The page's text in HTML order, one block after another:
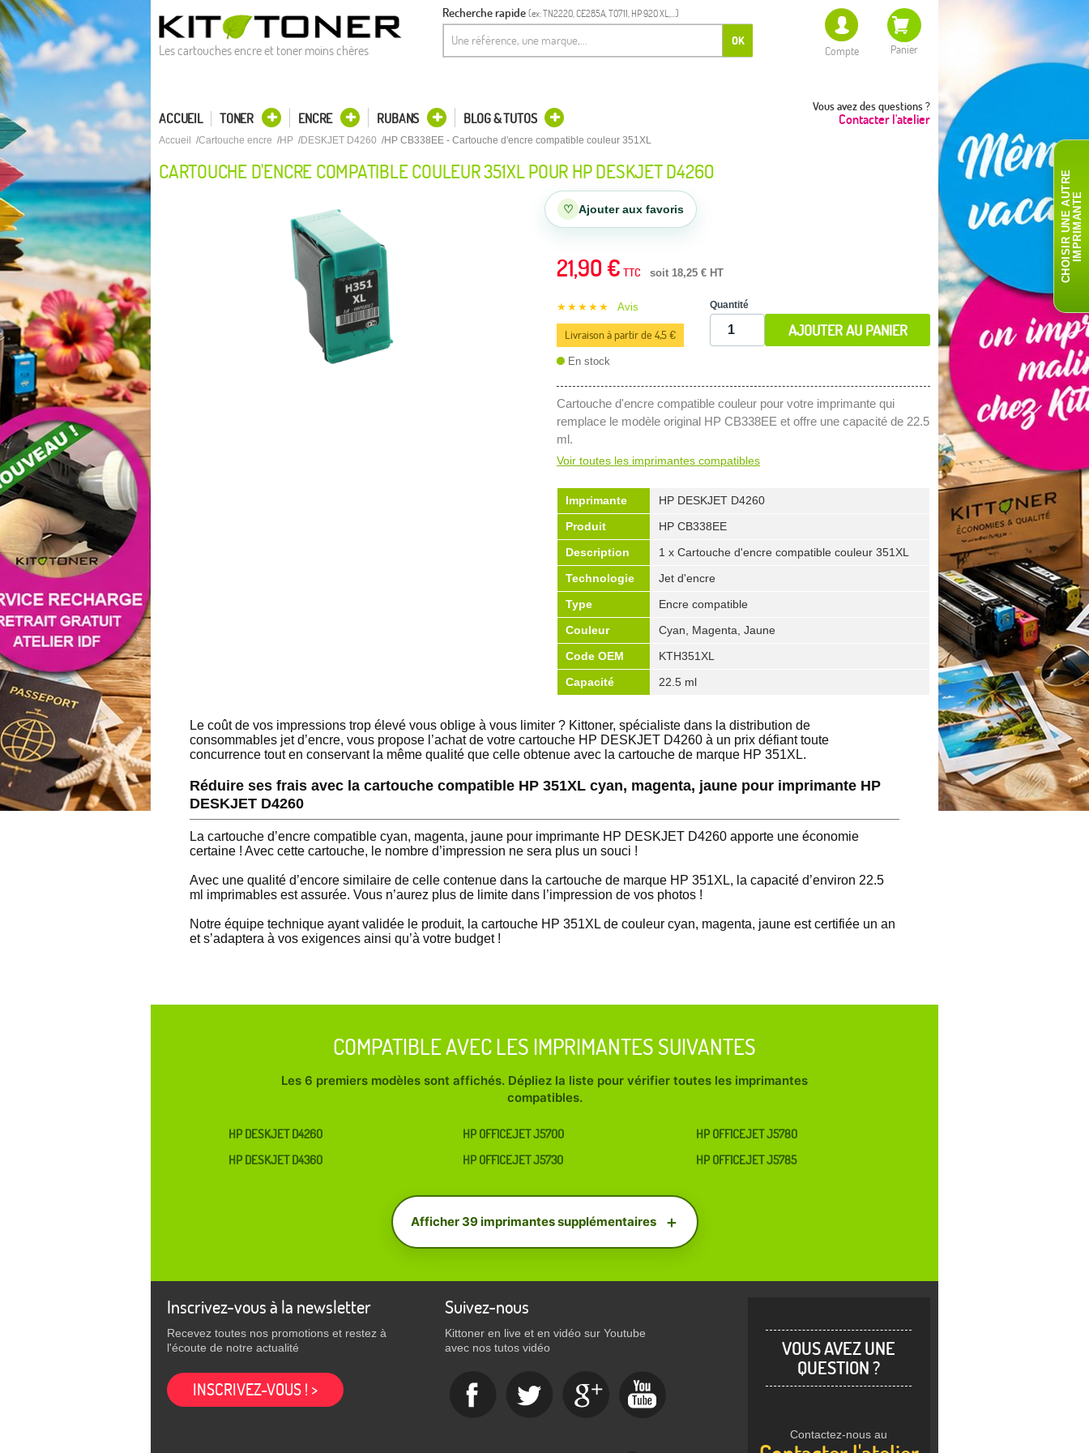
Les cartouches encre et toner moins chères
Recherche rapide (ex: TN2220, CE285A, T0711, HP 920 XL,...)
OK
Compte Panier
Vous avez des questions ?
Contacter l'atelier
ACCUEIL TONER ENCRE RUBANS BLOG & TUTOS
Accueil Cartouche encre HP DESKJET D4260 HP CB338EE - Cartouche d'encre compatible couleur 351XL
CARTOUCHE D'ENCRE COMPATIBLE COULEUR 351XL POUR HP DESKJET D4260
♡ Ajouter aux favoris
21,90 € TTC soit 18,25 € HT
★★★★★ Avis
Livraison à partir de 4,5 €
En stock
Quantité
AJOUTER AU PANIER
Cartouche d'encre compatible couleur pour votre imprimante qui
remplace le modèle original HP CB338EE et offre une capacité de 22.5
ml.
Voir toutes les imprimantes compatibles
Imprimante
HP DESKJET D4260
Produit
HP CB338EE
Description
1 x Cartouche d'encre compatible couleur 351XL
Technologie
Jet d'encre
Type
Encre compatible
Couleur
Cyan, Magenta, Jaune
Code OEM
KTH351XL
Capacité
22.5 ml
Le coût de vos impressions trop élevé vous oblige à vous limiter ? Kittoner, spécialiste dans la distribution de
consommables jet d’encre, vous propose l’achat de votre cartouche HP DESKJET D4260 à un prix défiant toute
concurrence tout en conservant la même qualité que celle obtenue avec la cartouche de marque HP 351XL.
Réduire ses frais avec la cartouche compatible HP 351XL cyan, magenta, jaune pour imprimante HP
DESKJET D4260
La cartouche d’encre compatible cyan, magenta, jaune pour imprimante HP DESKJET D4260 apporte une économie
certaine ! Avec cette cartouche, le nombre d’impression ne sera plus un souci !
Avec une qualité d’encore similaire de celle contenue dans la cartouche de marque HP 351XL, la capacité d’environ 22.5
ml imprimables est assurée. Vous n’aurez plus de limite dans l’impression de vos photos !
Notre équipe technique ayant validée le produit, la cartouche HP 351XL de couleur cyan, magenta, jaune est certifiée un an
et s’adaptera à vos exigences ainsi qu’à votre budget !
COMPATIBLE AVEC LES IMPRIMANTES SUIVANTES
Les 6 premiers modèles sont affichés. Dépliez la liste pour vérifier toutes les imprimantes
compatibles.
HP DESKJET D4260
HP DESKJET D4360
HP OFFICEJET J5700
HP OFFICEJET J5730
HP OFFICEJET J5780
HP OFFICEJET J5785
Afficher 39 imprimantes supplémentaires
Inscrivez-vous à la newsletter
Recevez toutes nos promotions et restez à
l'écoute de notre actualité
INSCRIVEZ-VOUS ! >
Suivez-nous
Kittoner en live et en vidéo sur Youtube
avec nos tutos vidéo
VOUS AVEZ UNE
QUESTION ?
Contactez-nous au
C
H
O
I
S
I
R
U
N
E
AU
T
R
E
I
M
P
R
I
M
A
N
TE